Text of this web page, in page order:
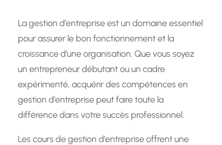
La gestion d’entreprise est un domaine essentiel
pour assurer le bon fonctionnement et la
croissance d’une organisation. Que vous soyez
un entrepreneur débutant ou un cadre
expérimenté, acquérir des compétences en
gestion d’entreprise peut faire toute la
différence dans votre succès professionnel.
Les cours de gestion d’entreprise offrent une